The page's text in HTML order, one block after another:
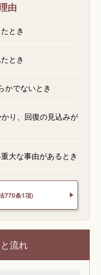
由
とき
とき
かでないとき
り、回復の見込みが
大な事由があるとき
770条1項)
流れ